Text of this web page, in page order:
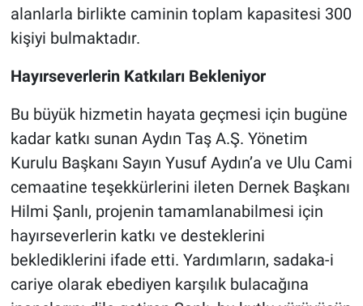
alanlarla birlikte caminin toplam kapasitesi 300
kişiyi bulmaktadır.
Hayırseverlerin Katkıları Bekleniyor
Bu büyük hizmetin hayata geçmesi için bugüne
kadar katkı sunan Aydın Taş A.Ş. Yönetim
Kurulu Başkanı Sayın Yusuf Aydın’a ve Ulu Cami
cemaatine teşekkürlerini ileten Dernek Başkanı
Hilmi Şanlı, projenin tamamlanabilmesi için
hayırseverlerin katkı ve desteklerini
beklediklerini ifade etti. Yardımların, sadaka-i
cariye olarak ebediyen karşılık bulacağına